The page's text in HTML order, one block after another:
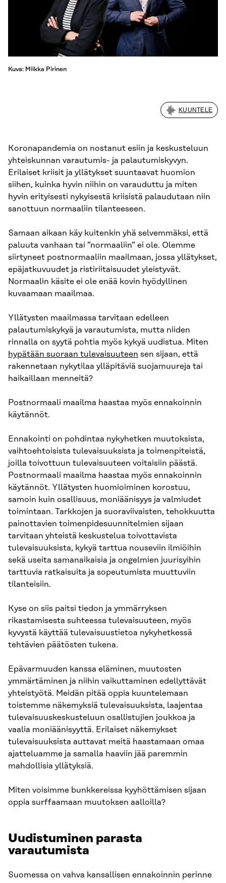
Kuva: Miikka Pirinen
KUUNTELE
Koronapandemia on nostanut esiin ja keskusteluun
yhteiskunnan varautumis- ja palautumiskyvyn.
Erilaiset kriisit ja yllätykset suuntaavat huomion
siihen, kuinka hyvin niihin on varauduttu ja miten
hyvin erityisesti nykyisestä kriisistä palaudutaan niin
sanottuun normaaliin tilanteeseen.
Samaan aikaan käy kuitenkin yhä selvemmäksi, että
paluuta vanhaan tai ”normaaliin” ei ole. Olemme
siirtyneet postnormaaliin maailmaan, jossa yllätykset,
epäjatkuvuudet ja ristiriitaisuudet yleistyvät.
Normaalin käsite ei ole enää kovin hyödyllinen
kuvaamaan maailmaa.
Yllätysten maailmassa tarvitaan edelleen
palautumiskykyä ja varautumista, mutta niiden
rinnalla on syytä pohtia myös kykyä uudistua. Miten
hypätään suoraan tulevaisuuteen sen sijaan, että
rakennetaan nykytilaa ylläpitäviä suojamuureja tai
haikaillaan menneitä?
Postnormaali maailma haastaa myös ennakoinnin
käytännöt.
Ennakointi on pohdintaa nykyhetken muutoksista,
vaihtoehtoisista tulevaisuuksista ja toimenpiteistä,
joilla toivottuun tulevaisuuteen voitaisiin päästä.
Postnormaali maailma haastaa myös ennakoinnin
käytännöt. Yllätysten huomioiminen korostuu,
samoin kuin osallisuus, moniäänisyys ja valmiudet
toimintaan. Tarkkojen ja suoraviivaisten, tehokkuutta
painottavien toimenpidesuunnitelmien sijaan
tarvitaan yhteistä keskustelua toivottavista
tulevaisuuksista, kykyä tarttua nouseviin ilmiöihin
sekä useita samanaikaisia ja ongelmien juurisyihin
tarttuvia ratkaisuita ja sopeutumista muuttuviin
tilanteisiin.
Kyse on siis paitsi tiedon ja ymmärryksen
rikastamisesta suhteessa tulevaisuuteen, myös
kyvystä käyttää tulevaisuustietoa nykyhetkessä
tehtävien päätösten tukena.
Epävarmuuden kanssa eläminen, muutosten
ymmärtäminen ja niihin vaikuttaminen edellyttävät
yhteistyötä. Meidän pitää oppia kuuntelemaan
toistemme näkemyksiä tulevaisuuksista, laajentaa
tulevaisuuskeskusteluun osallistujien joukkoa ja
vaalia moniäänisyyttä. Erilaiset näkemykset
tulevaisuuksista auttavat meitä haastamaan omaa
ajatteluamme ja samalla haaviin jää paremmin
mahdollisia yllätyksiä.
Miten voisimme bunkkereissa kyyhöttämisen sijaan
oppia surffaamaan muutoksen aalloilla?
Uudistuminen parasta
varautumista
Suomessa on vahva kansallisen ennakoinnin perinne